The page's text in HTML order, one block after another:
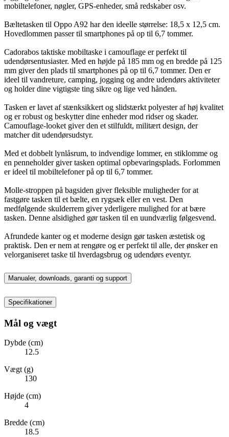
mobiltelefoner, nøgler, GPS-enheder, små redskaber osv.
Bæltetasken til Oppo A92 har den ideelle størrelse: 18,5 x 12,5 cm.
Hovedlommen passer til smartphones på op til 6,7 tommer.
Cadorabos taktiske mobiltaske i camouflage er perfekt til
udendørsentusiaster. Med en højde på 185 mm og en bredde på 125
mm giver den plads til smartphones på op til 6,7 tommer. Den er
ideel til vandreture, camping, jogging og andre udendørs aktiviteter
og holder dine vigtigste ting sikre og lige ved hånden.
Tasken er lavet af stænksikkert og slidstærkt polyester af høj kvalitet
og er robust og beskytter dine enheder mod ridser og skader.
Camouflage-looket giver den et stilfuldt, militært design, der
matcher dit udendørsudstyr.
Med et dobbelt lynlåsrum, to indvendige lommer, en stiklomme og
en penneholder giver tasken optimal opbevaringsplads. Forlommen
er ideel til mobiltelefoner på op til 6,7 tommer.
Molle-stroppen på bagsiden giver fleksible muligheder for at
fastgøre tasken til et bælte, en rygsæk eller en vest. Den
medfølgende skulderrem giver yderligere mulighed for at bære
tasken. Denne alsidighed gør tasken til en uundværlig følgesvend.
Afrundede kanter og et moderne design gør tasken æstetisk og
praktisk. Den er nem at rengøre og er perfekt til alle, der ønsker en
velorganiseret taske til hverdagsbrug og udendørs eventyr.
Manualer, downloads, garanti og support
Specifikationer
Mål og vægt
Dybde (cm)
12.5
Vægt (g)
130
Højde (cm)
4
Bredde (cm)
18.5